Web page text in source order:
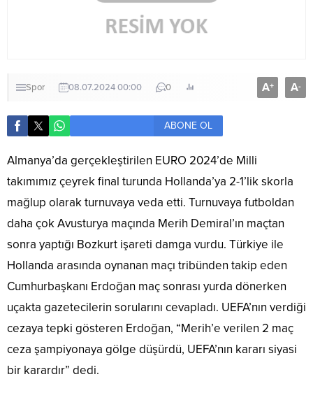
Spor 08.07.2024 00:00 0 A+ A-
ABONE OL
Almanya’da gerçekleştirilen EURO 2024’de Milli
takımımız çeyrek final turunda Hollanda’ya 2-1’lik skorla
mağlup olarak turnuvaya veda etti. Turnuvaya futboldan
daha çok Avusturya maçında Merih Demiral’ın maçtan
sonra yaptığı Bozkurt işareti damga vurdu. Türkiye ile
Hollanda arasında oynanan maçı tribünden takip eden
Cumhurbaşkanı Erdoğan maç sonrası yurda dönerken
uçakta gazetecilerin sorularını cevapladı. UEFA’nın verdiği
cezaya tepki gösteren Erdoğan, “Merih’e verilen 2 maç
ceza şampiyonaya gölge düşürdü, UEFA’nın kararı siyasi
bir karardır” dedi.